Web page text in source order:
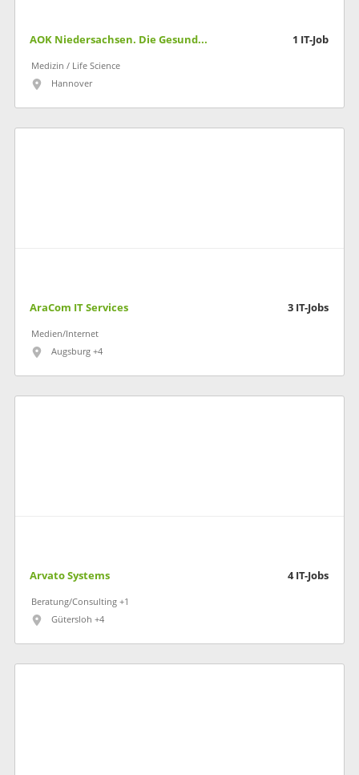
AOK Niedersachsen. Die Gesundheitskasse 1 IT-Job
Medizin / Life Science
Hannover
AraCom IT Services 3 IT-Jobs
Medien/Internet
Augsburg +4
Arvato Systems 4 IT-Jobs
Beratung/Consulting +1
Gütersloh +4